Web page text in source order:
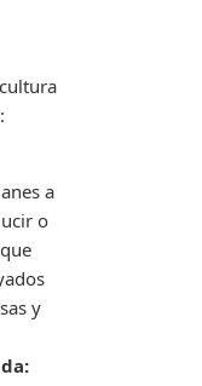
a
o
y